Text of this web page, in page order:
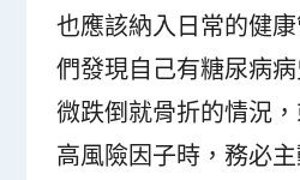
也應該納入日常的健
們發現自己有糖尿病
微跌倒就骨折的情況
高風險因子時，務必